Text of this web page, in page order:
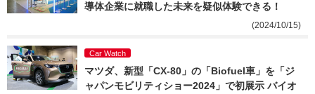
導体企業に就職した未来を疑似体験できる！
(2024/10/15)
Car Watch
マツダ、新型「CX-80」の「Biofuel車」を「ジ
ャパンモビリティショー2024」で初展示 バイオ